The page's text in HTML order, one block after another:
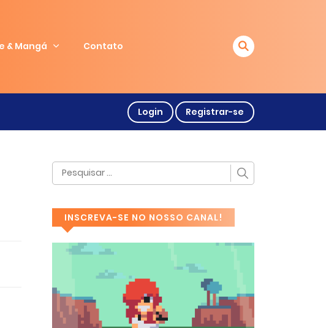
& Mangá Contato
Login Registrar-se
INSCREVA-SE NO NOSSO CANAL!